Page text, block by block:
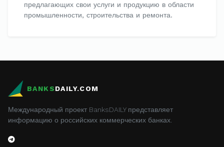
предлагающих свои услуги и продукцию в области
промышленности, строительства и ремонта.
BANKSDAILY.COM
Международный проект BanksDAILY представляет
информацию о российских коммерческих банках.